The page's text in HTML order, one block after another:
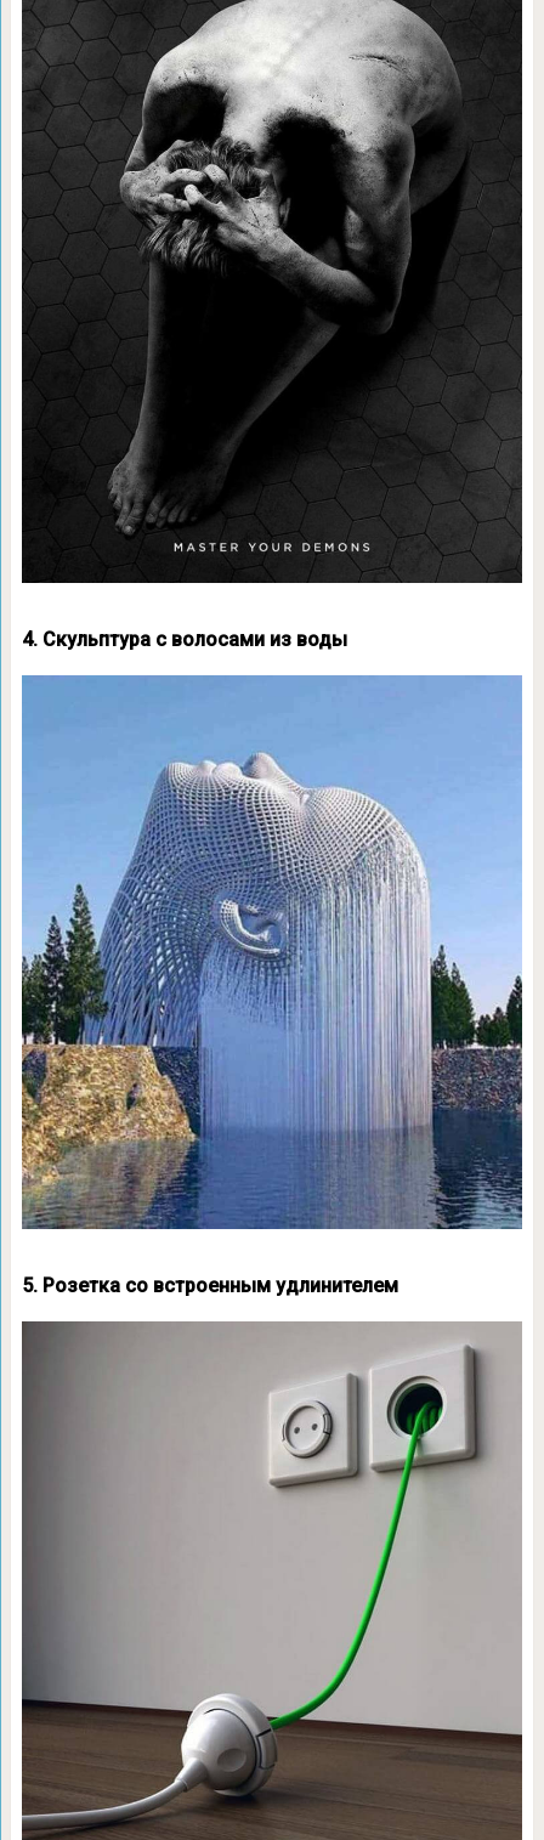
4. Скульптура с волосами из воды
5. Розетка со встроенным удлинителем